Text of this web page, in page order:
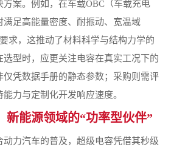
案。例如，在车载OBC（车载充电
满足高能量密度、耐振动、宽温域
求，这推动了材料科学与结构力学的
选型时，应更关注电容在真实工况下的
仅凭数据手册的静态参数；采购则需评
力与定制化开发响应速度。
新能源领域的“功率型伙伴”
动力汽车的普及，超级电容凭借其秒级